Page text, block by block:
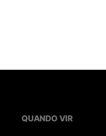
QUANDO VIR